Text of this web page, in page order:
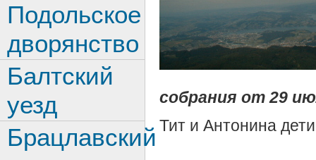
собрания от 29
Тит и Антонина
Подольское
дворянство
Балтский
уезд
Брацлавский